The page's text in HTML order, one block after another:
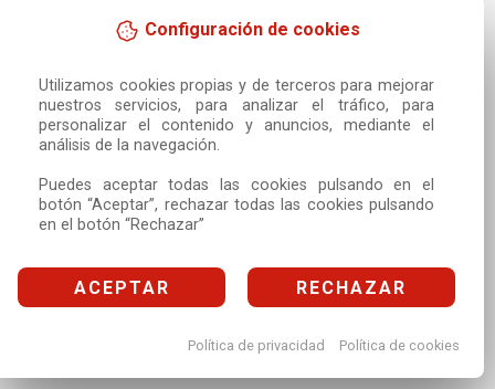
Configuración de cookies
Utilizamos cookies propias y de terceros para mejorar
nuestros servicios, para analizar el tráfico, para
personalizar el contenido y anuncios, mediante el
análisis de la navegación.
Puedes aceptar todas las cookies pulsando en el
botón “Aceptar”, rechazar todas las cookies pulsando
en el botón “Rechazar”
ACEPTAR RECHAZAR
Política de privacidad Política de cookies